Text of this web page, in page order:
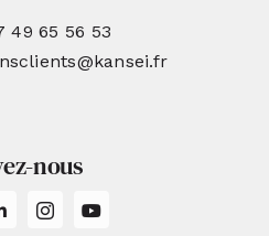
49 65 56 53
nous